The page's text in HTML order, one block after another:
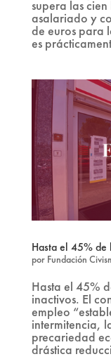
supera las
asalariado y
de euros para
es
Hasta el 45% de
por Fundación
Hasta el 45%
inactivos. El
empleo
intermitencia,
precariedad
drástica